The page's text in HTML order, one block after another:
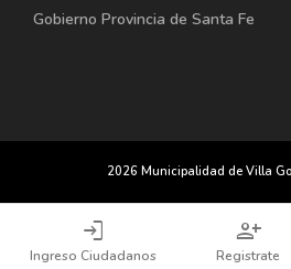
login
Ingreso Ciudadanos
person_add
Registrate
Gobierno Provincia de Santa Fe
2026 Municipalidad de Villa